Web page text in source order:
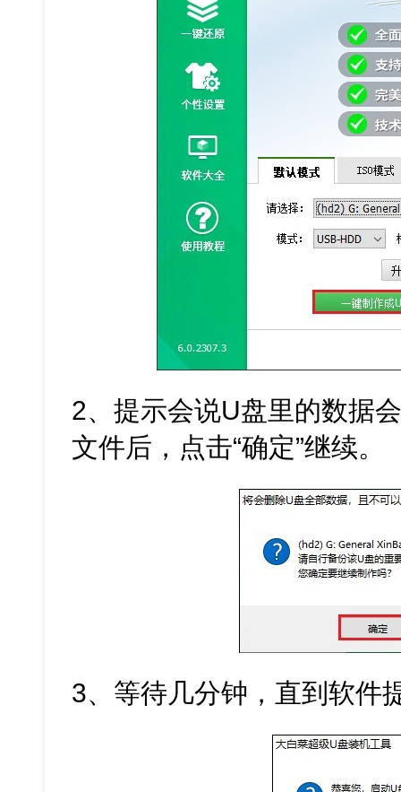
2、提示会说U盘里的数据
文件后，点击“确定”继续。
3、等待几分钟，直到软件